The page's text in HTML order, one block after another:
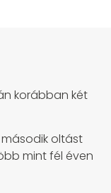
korábban két
oltást
mint fél éven